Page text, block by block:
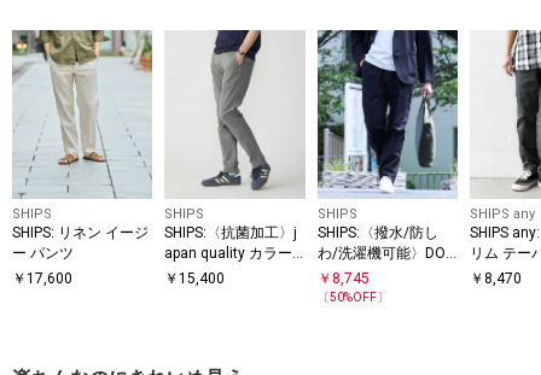
SHIPS
SHIPS: リネン イージ
ー パンツ
￥ 17,600
SHIPS
SHIPS:〈抗菌加工〉j
apan quality カラー
テーパード スリム チ
￥15,400
SHIPS
SHIPS:〈撥水/防し
わ/洗濯機可能〉DOT
AIR(R)スラックス(セ
ットアップ対応)
￥ 8,745
〔50%OFF〕
SHIPS any
SHIPS
リム テー
パンツ
￥8,470